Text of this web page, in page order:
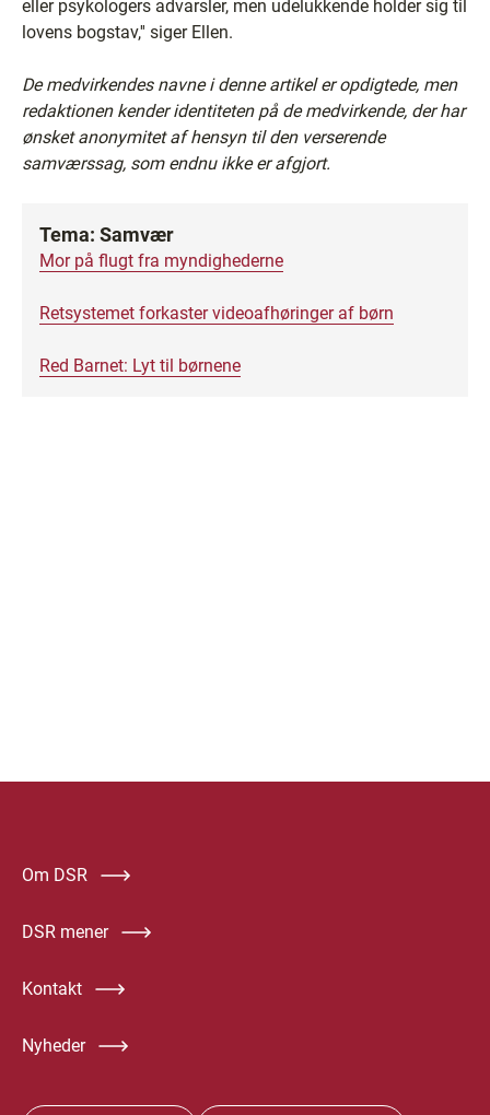
eller psykologers advarsler, men udelukkende holder sig til
lovens bogstav,'' siger Ellen.
De medvirkendes navne i denne artikel er opdigtede, men
redaktionen kender identiteten på de medvirkende, der har
ønsket anonymitet af hensyn til den verserende
samværssag, som endnu ikke er afgjort.
Tema: Samvær
Mor på flugt fra myndighederne
Retsystemet forkaster videoafhøringer af børn
Red Barnet: Lyt til børnene
Om DSR
DSR mener
Kontakt
Nyheder